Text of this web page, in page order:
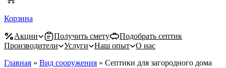
Корзина
Акции Получить смету
Подобрать септик
Производители
Услуги Наш опыт
О нас
Главная » Вид сооружения » Септики для загородного дома